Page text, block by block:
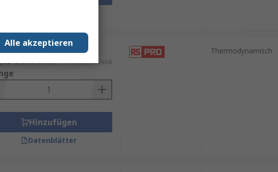
(1 Stück)
€(ohne MwSt.) 274,88 €/Stück
Hinzufügen
Datenblätter
Thermodynamisch
Alle akzeptieren